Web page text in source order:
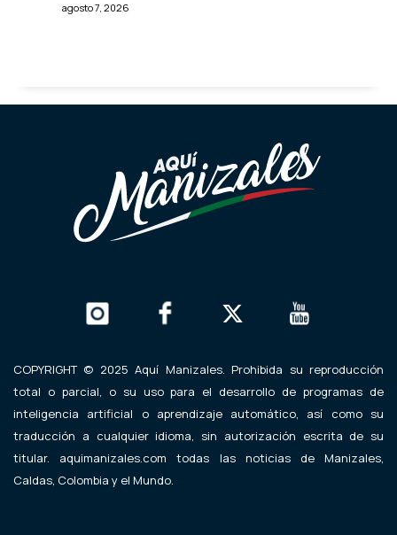
agosto 7, 2026
COPYRIGHT © 2025 Aquí Manizales. Prohibida su reproducción
total o parcial, o su uso para el desarrollo de programas de
inteligencia artificial o aprendizaje automático, así como su
traducción a cualquier idioma, sin autorización escrita de su
titular. aquimanizales.com todas las noticias de Manizales,
Caldas, Colombia y el Mundo.